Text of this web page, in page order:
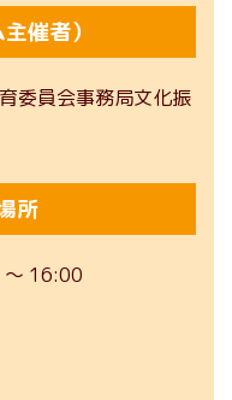
催者）
委員会事務局文化振
所
16:00